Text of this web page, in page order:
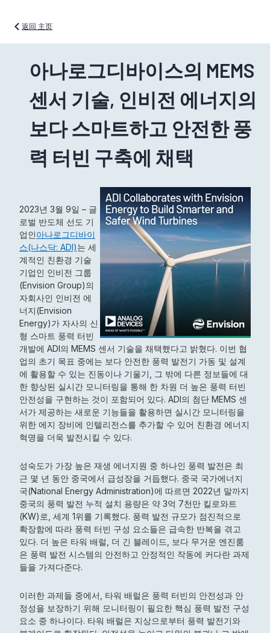
返回 主页
아나로그디바이스의 MEMS
센서 기술, 인비전 에너지의
보다 스마트하고 안전한 풍
력 터빈 구축에 채택
2023년 3월 9일 – 글
로벌 반도체 선도 기
업인아나로그디바이
스(나스닥: ADI)는 세
계적인 친환경 기술
기업인 인비전 그룹
(Envision Group)의
자회사인 인비전 에
너지(Envision
Energy)가 자사의 신
형 스마트 풍력 터빈
개발에 ADI의 MEMS 센서 기술을 채택했다고 밝혔다. 이번 협
업의 초기 목표 중에는 보다 안전한 풍력 발전기 가동 및 설계
에 활용할 수 있는 진동이나 기울기, 그 밖에 다른 정보들에 대
한 향상된 실시간 모니터링을 통해 한 차원 더 높은 풍력 터빈
안전성을 구현하는 것이 포함되어 있다. ADI의 첨단 MEMS 센
서가 제공하는 새로운 기능들을 활용하면 실시간 모니터링을
위한 에지 장비에 인텔리전스를 추가할 수 있어 친환경 에너지
혁명을 더욱 발전시킬 수 있다.
성숙도가 가장 높은 재생 에너지원 중 하나인 풍력 발전은 최
근 몇 년 동안 중국에서 급성장을 거듭했다. 중국 국가에너지
국(National Energy Administration)에 따르면 2022년 말까지
중국의 풍력 발전 누적 설치 용량은 약 3억 7천만 킬로와트
(KW)로, 세계 1위를 기록했다. 풍력 발전 규모가 점진적으로
확장함에 따라 풍력 터빈 구성 요소들은 급속한 반복을 겪고
있다. 더 높은 타워 배럴, 더 긴 블레이드, 보다 무거운 엔진룸
은 풍력 발전 시스템의 안전하고 안정적인 작동에 커다란 과제
들을 가져다준다.
이러한 과제들 중에서, 타워 배럴은 풍력 터빈의 안전성과 안
정성을 보장하기 위해 모니터링이 필요한 핵심 풍력 발전 구성
요소 중 하나이다. 타워 배럴은 지상으로부터 풍력 발전기와